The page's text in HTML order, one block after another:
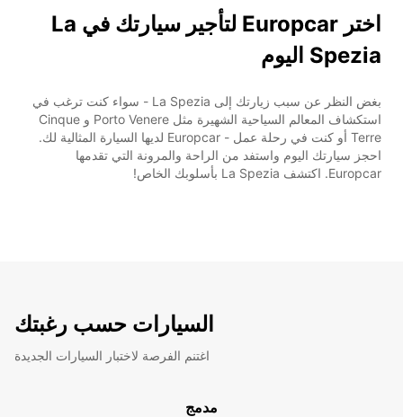
اختر Europcar لتأجير سيارتك في La
Spezia اليوم
بغض النظر عن سبب زيارتك إلى La Spezia - سواء كنت ترغب في
استكشاف المعالم السياحية الشهيرة مثل Porto Venere و Cinque
Terre أو كنت في رحلة عمل - Europcar لديها السيارة المثالية لك.
احجز سيارتك اليوم واستفد من الراحة والمرونة التي تقدمها
Europcar. اكتشف La Spezia بأسلوبك الخاص!
السيارات حسب رغبتك
اغتنم الفرصة لاختبار السيارات الجديدة
مدمج